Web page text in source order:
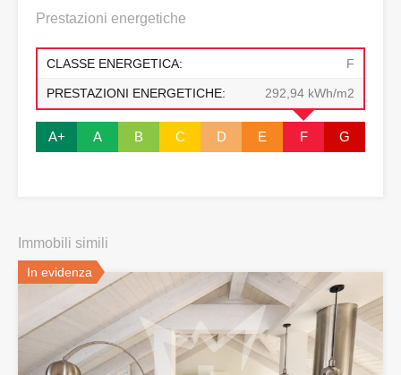
Prestazioni energetiche
CLASSE ENERGETICA: F
PRESTAZIONI ENERGETICHE: 292,94 kWh/m2
A+ A B C D E F G
Immobili simili
In evidenza